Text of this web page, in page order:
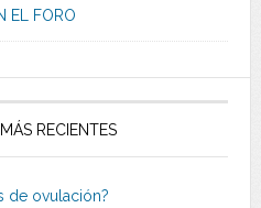
EL FORO
RECIENTES
de ovulación?